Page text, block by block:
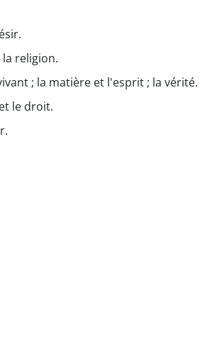
religion.
; la matière et l'esprit ; la vérité.
le droit.